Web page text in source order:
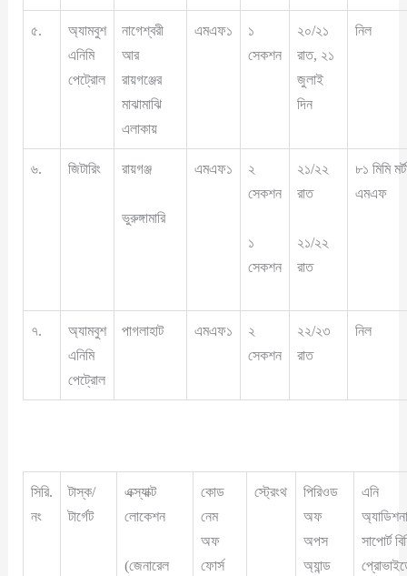
৫.
অ্যামবুশ
এনিমি
পেট্রোল
নাগেশ্বরী
আর
রায়গঞ্জের
মাঝামাঝি
এলাকায়
এমএফ১
১
সেকশন
২০/২১
রাত, ২১
জুলাই
দিন
নিল
৬. জিটারিং রায়গঞ্জ
ভুরুঙ্গামারি
এমএফ১
২
সেকশন
১
সেকশন
২১/২২
রাত
২১/২২
রাত
৮১ মিমি
এমএফ
৭.
অ্যামবুশ
এনিমি
পেট্রোল
পাগলাহাট এমএফ১
২
সেকশন
২২/২৩
রাত
নিল
সিরি.
নং
টাস্ক/
টার্গেট
এক্স্যাক্ট
লোকেশন
(জেনারেল
কোড
নেম
অফ
ফোর্স
স্ট্রেংথ
পিরিওড
অফ
অপস
অ্যান্ড
এনি
সাপোর্ট